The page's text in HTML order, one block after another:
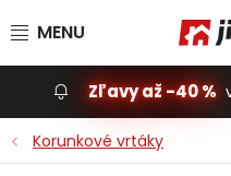
Slevoakce
Zľavy až -40 %
Korunkové vrtáky